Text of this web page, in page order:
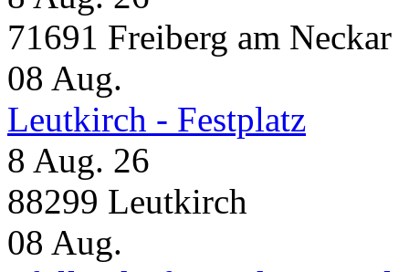
71691 Freiberg am Neckar
08 Aug.
Leutkirch - Festplatz
8 Aug. 26
88299 Leutkirch
08 Aug.